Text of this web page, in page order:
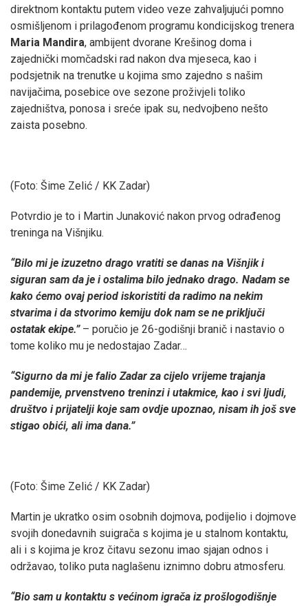
direktnom kontaktu putem video veze zahvaljujući pomno
osmišljenom i prilagođenom programu kondicijskog trenera
Maria Mandira, ambijent dvorane Krešinog doma i
zajednički momčadski rad nakon dva mjeseca, kao i
podsjetnik na trenutke u kojima smo zajedno s našim
navijačima, posebice ove sezone proživjeli toliko
zajedništva, ponosa i sreće ipak su, nedvojbeno nešto
zaista posebno.
(Foto: Šime Zelić / KK Zadar)
Potvrdio je to i Martin Junaković nakon prvog odrađenog
treninga na Višnjiku.
“Bilo mi je izuzetno drago vratiti se danas na Višnjik i
siguran sam da je i ostalima bilo jednako drago. Nadam se
kako ćemo ovaj period iskoristiti da radimo na nekim
stvarima i da stvorimo kemiju dok nam se ne priključi
ostatak ekipe.” – poručio je 26-godišnji branič i nastavio o
tome koliko mu je nedostajao Zadar…
“Sigurno da mi je falio Zadar za cijelo vrijeme trajanja
pandemije, prvenstveno treninzi i utakmice, kao i svi ljudi,
društvo i prijatelji koje sam ovdje upoznao, nisam ih još sve
stigao obići, ali ima dana.”
(Foto: Šime Zelić / KK Zadar)
Martin je ukratko osim osobnih dojmova, podijelio i dojmove
svojih donedavnih suigrača s kojima je u stalnom kontaktu,
ali i s kojima je kroz čitavu sezonu imao sjajan odnos i
održavao, toliko puta naglašenu iznimno dobru atmosferu.
“Bio sam u kontaktu s većinom igrača iz prošlogodišnje